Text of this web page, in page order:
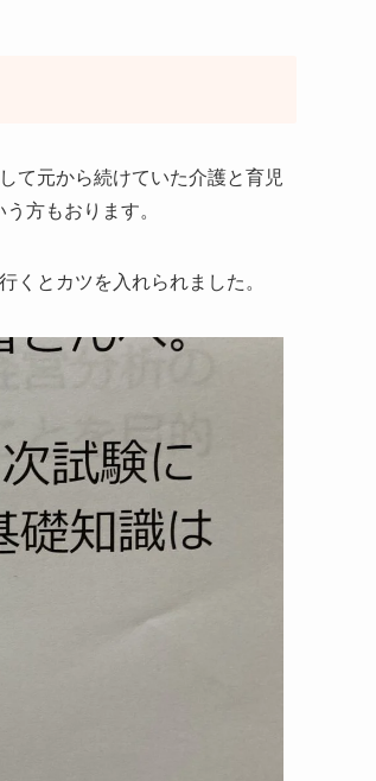
て元から続けていた介護と育児
方もおります。
くとカツを入れられました。